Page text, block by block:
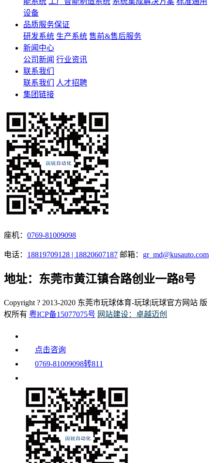
设备
品质服务保证
研发系统 生产系统 售前&售后服务
新闻中心
公司新闻 行业资讯
联系我们
联系我们
人才招聘
集团链接
座机： 0769-81009098
电话： 18819709128 | 18820607187 邮箱： gr_md@kusauto.com
地址：东莞市黄江镇合路创业一路8号
Copyright ? 2013-2020 东莞市玩球体育-玩球|玩球官方网站 版
权所有 粤ICP备15077075号 网站建设：卓越迈创
点击咨询
0769-81009098转811